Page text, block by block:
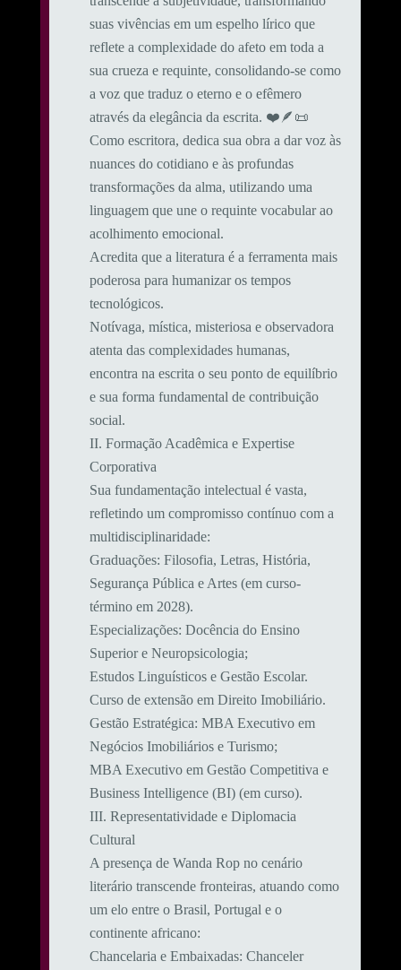
suas vivências em um espelho lírico que
reflete a complexidade do afeto em toda a
sua crueza e requinte, consolidando-se como
a voz que traduz o eterno e o efêmero
através da elegância da escrita. ❤️🪶📜
Como escritora, dedica sua obra a dar voz às
nuances do cotidiano e às profundas
transformações da alma, utilizando uma
linguagem que une o requinte vocabular ao
acolhimento emocional.
​Acredita que a literatura é a ferramenta mais
poderosa para humanizar os tempos
tecnológicos.
Notívaga, mística, misteriosa e observadora
atenta das complexidades humanas,
encontra na escrita o seu ponto de equilíbrio
e sua forma fundamental de contribuição
social.
​II. Formação Acadêmica e Expertise
Corporativa
​Sua fundamentação intelectual é vasta,
refletindo um compromisso contínuo com a
multidisciplinaridade:
​Graduações: Filosofia, Letras, História,
Segurança Pública e Artes (em curso-
término em 2028).
​Especializações: Docência do Ensino
Superior e Neuropsicologia;
Estudos Linguísticos e Gestão Escolar.
Curso de extensão em Direito Imobiliário.
​Gestão Estratégica: MBA Executivo em
Negócios Imobiliários e Turismo;
MBA Executivo em Gestão Competitiva e
Business Intelligence (BI) (em curso).
​III. Representatividade e Diplomacia
Cultural
​A presença de Wanda Rop no cenário
literário transcende fronteiras, atuando como
um elo entre o Brasil, Portugal e o
continente africano:
​Chancelaria e Embaixadas: Chanceler